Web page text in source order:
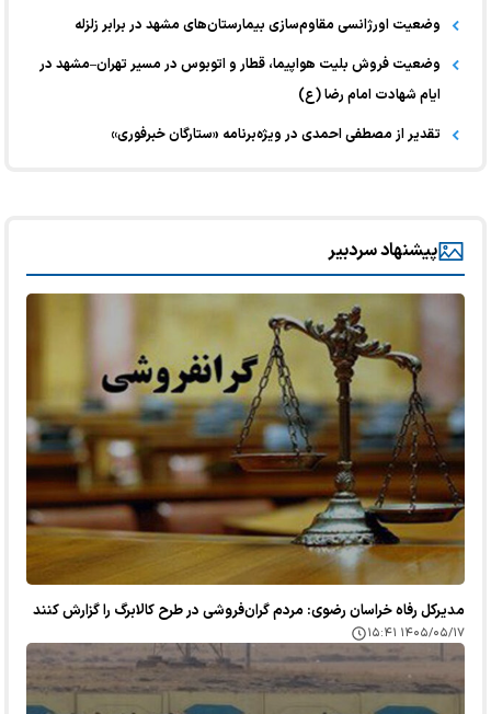
وضعیت اورژانسی مقاوم‌سازی بیمارستان‌های مشهد در برابر زلزله
وضعیت فروش بلیت هواپیما، قطار و اتوبوس در مسیر تهران–مشهد در
ایام شهادت امام رضا (ع)
تقدیر از مصطفی احمدی در ویژه‌برنامه «ستارگان خبرفوری»
پیشنهاد سردبیر
مدیرکل رفاه خراسان رضوی: مردم گران‌فروشی در طرح کالابرگ را گزارش کنند
۱۴۰۵/۰۵/۱۷ ۱۵:۴۱